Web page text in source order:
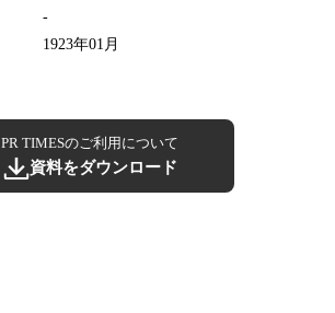
-
1923年01月
PR TIMESのご利用について
資料をダウンロード